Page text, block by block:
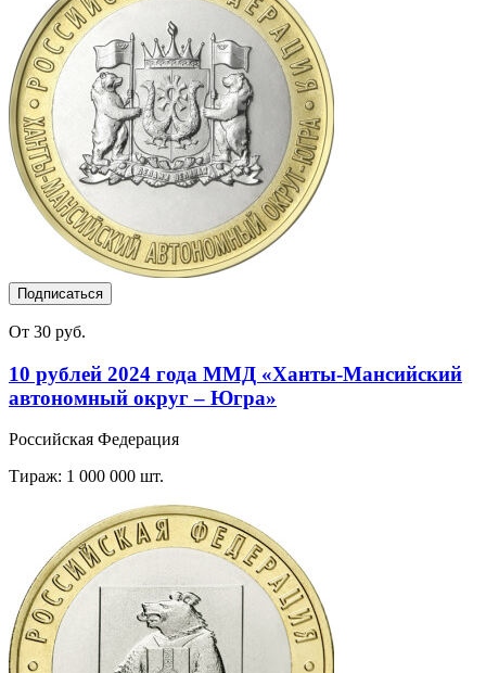
Подписаться
От 30 руб.
10 рублей 2024 года ММД «Ханты-Мансийский
автономный округ – Югра»
Российская Федерация
Тираж: 1 000 000 шт.